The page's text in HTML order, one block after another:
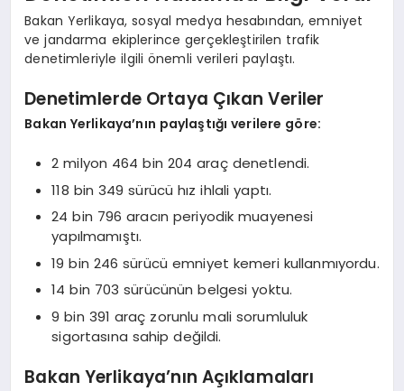
Bakan Yerlikaya, sosyal medya hesabından, emniyet
ve jandarma ekiplerince gerçekleştirilen trafik
denetimleriyle ilgili önemli verileri paylaştı.
Denetimlerde Ortaya Çıkan Veriler
Bakan Yerlikaya’nın paylaştığı verilere göre:
2 milyon 464 bin 204 araç denetlendi.
118 bin 349 sürücü hız ihlali yaptı.
24 bin 796 aracın periyodik muayenesi
yapılmamıştı.
19 bin 246 sürücü emniyet kemeri kullanmıyordu.
14 bin 703 sürücünün belgesi yoktu.
9 bin 391 araç zorunlu mali sorumluluk
sigortasına sahip değildi.
Bakan Yerlikaya’nın Açıklamaları